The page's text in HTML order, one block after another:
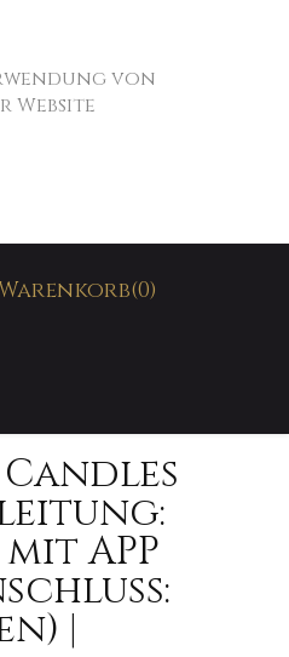
von
Website
(0)
APP
|